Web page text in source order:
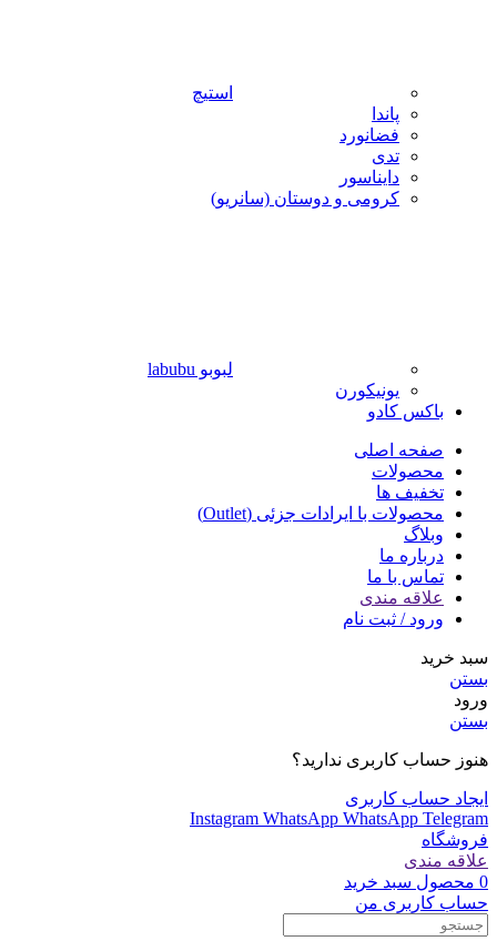
استیچ
پاندا
فضانورد
تدی
دایناسور
کرومی و دوستان (سانریو)
لبوبو labubu
یونیکورن
باکس کادو
صفحه اصلی
محصولات
تخفیف ها
محصولات با ایرادات جزئی (Outlet)
وبلاگ
درباره ما
تماس با ما
علاقه مندی
ورود / ثبت نام
سبد خرید
بستن
ورود
بستن
هنوز حساب کاربری ندارید؟
ایجاد حساب کاربری
Instagram WhatsApp WhatsApp Telegram
فروشگاه
علاقه مندی
0 محصول سبد خرید
حساب کاربری من